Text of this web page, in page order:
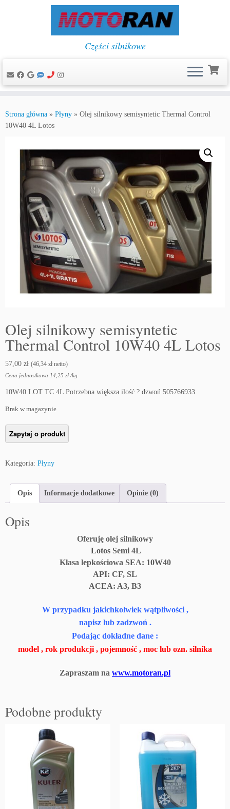
do
treści
Części silnikowe
Strona główna » Płyny » Olej silnikowy semisyntetic Thermal Control
10W40 4L Lotos
Olej silnikowy semisyntetic
Thermal Control 10W40 4L Lotos
57,00 zł (46,34 zł netto)
Cena jednostkowa 14,25 zł /kg
10W40 LOT TC 4L Potrzebna większa ilość ? dzwoń 505766933
Brak w magazynie
Kategoria: Płyny
Opis Informacje dodatkowe Opinie (0)
Opis
Oferuję olej silnikowy
Lotos Semi 4L
Klasa lepkościowa SEA: 10W40
API: CF, SL
ACEA: A3, B3
W przypadku jakichkolwiek wątpliwości ,
napisz lub zadzwoń .
Podając dokładne dane :
model , rok produkcji , pojemność , moc lub ozn. silnika
Zapraszam na www.motoran.pl
Podobne produkty